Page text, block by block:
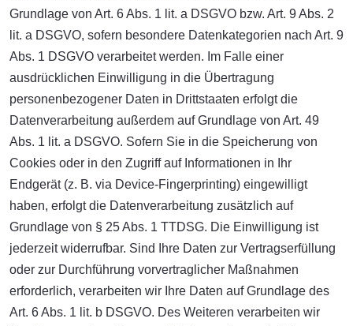
Grundlage von Art. 6 Abs. 1 lit. a DSGVO bzw. Art. 9 Abs. 2
lit. a DSGVO, sofern besondere Datenkategorien nach Art. 9
Abs. 1 DSGVO verarbeitet werden. Im Falle einer
ausdrücklichen Einwilligung in die Übertragung
personenbezogener Daten in Drittstaaten erfolgt die
Datenverarbeitung außerdem auf Grundlage von Art. 49
Abs. 1 lit. a DSGVO. Sofern Sie in die Speicherung von
Cookies oder in den Zugriff auf Informationen in Ihr
Endgerät (z. B. via Device-Fingerprinting) eingewilligt
haben, erfolgt die Datenverarbeitung zusätzlich auf
Grundlage von § 25 Abs. 1 TTDSG. Die Einwilligung ist
jederzeit widerrufbar. Sind Ihre Daten zur Vertragserfüllung
oder zur Durchführung vorvertraglicher Maßnahmen
erforderlich, verarbeiten wir Ihre Daten auf Grundlage des
Art. 6 Abs. 1 lit. b DSGVO. Des Weiteren verarbeiten wir